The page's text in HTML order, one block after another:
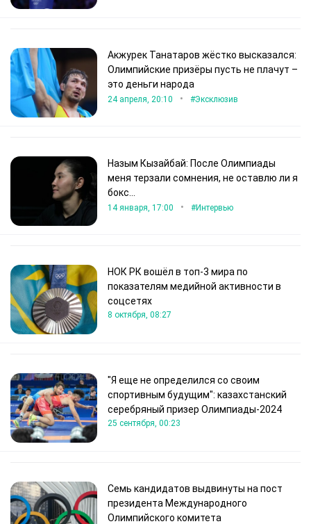
Акжурек Танатаров жёстко высказался:
Олимпийские призёры пусть не плачут –
это деньги народа
24 апреля, 20:10 • #Эксклюзив
Назым Кызайбай: После Олимпиады
меня терзали сомнения, не оставлю ли я
бокс...
14 января, 17:00 • #Интервью
НОК РК вошёл в топ-3 мира по
показателям медийной активности в
соцсетях
8 октября, 08:27
"Я еще не определился со своим
спортивным будущим": казахстанский
серебряный призер Олимпиады-2024
25 сентября, 00:23
Семь кандидатов выдвинуты на пост
президента Международного
Олимпийского комитета